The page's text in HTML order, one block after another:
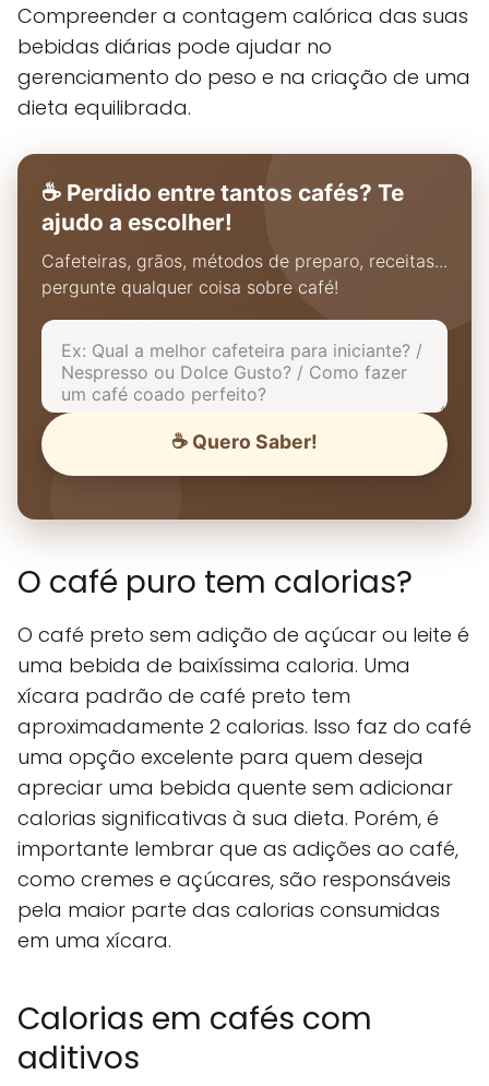
Compreender a contagem calórica das suas
bebidas diárias pode ajudar no
gerenciamento do peso e na criação de uma
dieta equilibrada.
☕ Perdido entre tantos cafés? Te
ajudo a escolher!
Cafeteiras, grãos, métodos de preparo, receitas...
pergunte qualquer coisa sobre café!
☕ Quero Saber!
O café puro tem calorias?
O café preto sem adição de açúcar ou leite é
uma bebida de baixíssima caloria. Uma
xícara padrão de café preto tem
aproximadamente 2 calorias. Isso faz do café
uma opção excelente para quem deseja
apreciar uma bebida quente sem adicionar
calorias significativas à sua dieta. Porém, é
importante lembrar que as adições ao café,
como cremes e açúcares, são responsáveis
pela maior parte das calorias consumidas
em uma xícara.
Calorias em cafés com
aditivos